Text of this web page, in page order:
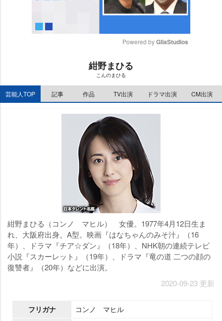
e
Powered by GliaStudios
紺野まひる
こんのまひる
芸能人TOP 記事 作品 TV出演 ドラマ出演 CM出演
紺野まひる（コンノ マヒル） 女優。1977年4月12日生ま
れ、大阪府出身。A型。映画『はなちゃんのみそ汁』（16
年）、ドラマ『チア☆ダン』（18年）、NHK朝の連続テレビ
小説『スカーレット』（19年）、ドラマ『竜の道 二つの顔の
復讐者』（20年）などに出演。
2020-09-23 更新
フリガナ
コンノ マヒル